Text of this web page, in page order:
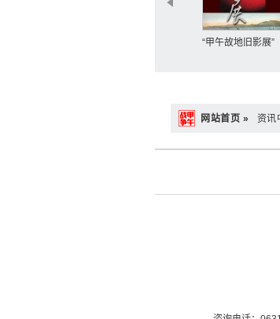
“甲午故地旧影展”
网站首页 » 资讯